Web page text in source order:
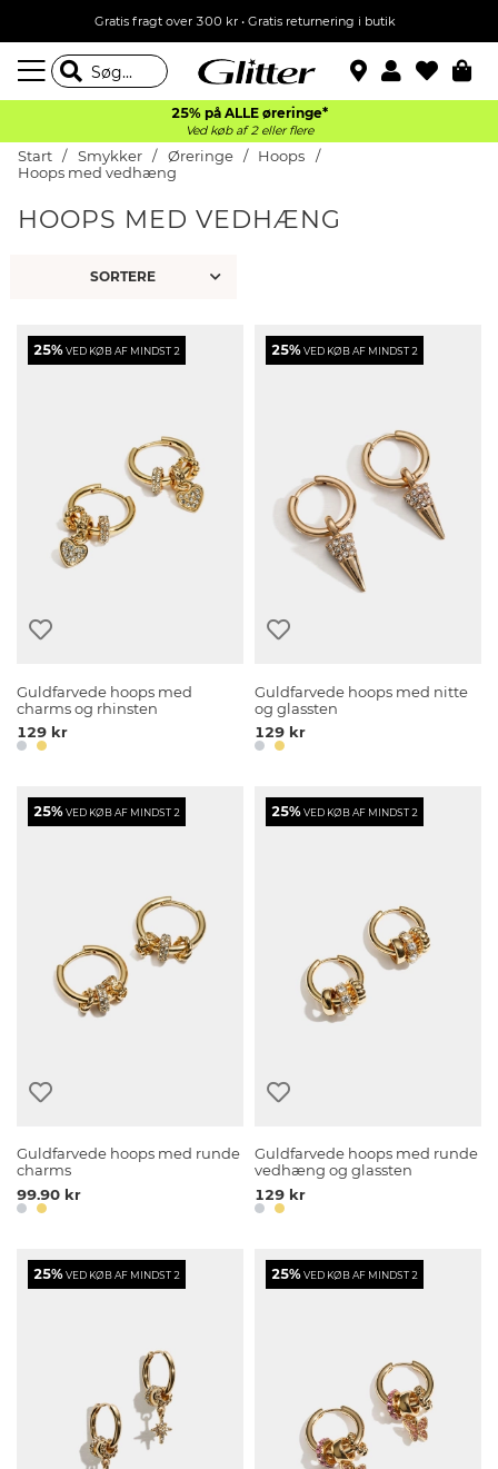
Gratis fragt over 300 kr • Gratis returnering i butik
25% på ALLE øreringe*
Ved køb af 2 eller flere
Start Smykker Øreringe
Hoops
Hoops med vedhæng
HOOPS MED VEDHÆNG
25%VED KØB AF MINDST 2
Guldfarvede hoops med
charms og rhinsten
129 kr
25%VED KØB AF MINDST 2
Guldfarvede hoops med nitte
og glassten
129 kr
25%VED KØB AF MINDST 2
Guldfarvede hoops med runde
charms
99.90 kr
25%VED KØB AF MINDST 2
Guldfarvede hoops med runde
vedhæng og glassten
129 kr
25%VED KØB AF MINDST 2 25%VED KØB AF MINDST 2